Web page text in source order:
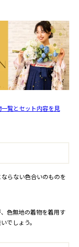
一覧とセット内容を見
らない色合いのものを
色無地の着物を着用す
でしょう。